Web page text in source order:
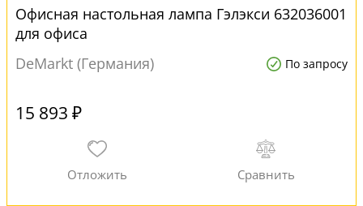
Офисная настольная лампа Гэлэкси 632036001
для офиса
DeMarkt (Германия)
По запросу
15 893 ₽